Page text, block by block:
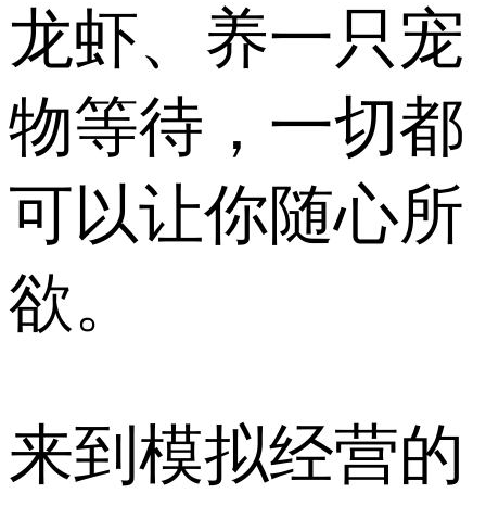
龙虾、养一只宠
物等待，一切都
可以让你随心所
欲。
来到模拟经营的